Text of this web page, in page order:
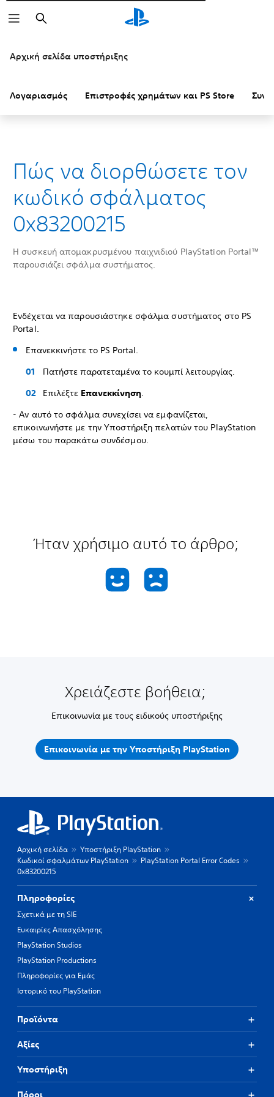
Αναζήτηση
Αρχική σελίδα υποστήριξης
Λογαριασμός Επιστροφές χρημάτων και PS Store
Πώς να διορθώσετε τον
κωδικό σφάλματος
0x83200215
Η συσκευή απομακρυσμένου παιχνιδιού PlayStation Portal™
παρουσιάζει σφάλμα συστήματος.
Ενδέχεται να παρουσιάστηκε σφάλμα συστήματος στο PS
Portal.
Επανεκκινήστε το PS Portal.
Πατήστε παρατεταμένα το κουμπί λειτουργίας.
Επιλέξτε Επανεκκίνηση.
- Αν αυτό το σφάλμα συνεχίσει να εμφανίζεται,
επικοινωνήστε με την Υποστήριξη πελατών του PlayStation
μέσω του παρακάτω συνδέσμου.
Ήταν χρήσιμο αυτό το άρθρο;
Χρειάζεστε βοήθεια;
Επικοινωνία με τους ειδικούς υποστήριξης
Επικοινωνία με την Υποστήριξη PlayStation
Αρχική σελίδα
Υποστήριξη PlayStation
Κωδικοί σφαλμάτων PlayStation
PlayStation Portal Error Codes
0x83200215
Πληροφορίες
Σχετικά με τη SIE
Ευκαιρίες Απασχόλησης
PlayStation Studios
PlayStation Productions
Πληροφορίες για Εμάς
Ιστορικό του PlayStation
Προϊόντα
Αξίες
Υποστήριξη
Πόροι